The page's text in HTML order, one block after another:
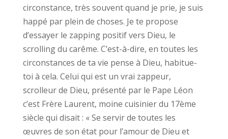
circonstance, très souvent quand je prie, je suis
happé par plein de choses. Je te propose
d’essayer le zapping positif vers Dieu, le
scrolling du carême. C’est-à-dire, en toutes les
circonstances de ta vie pense à Dieu, habitue-
toi à cela. Celui qui est un vrai zappeur,
scrolleur de Dieu, présenté par le Pape Léon
c’est Frère Laurent, moine cuisinier du 17ème
siècle qui disait : « Se servir de toutes les
œuvres de son état pour l’amour de Dieu et